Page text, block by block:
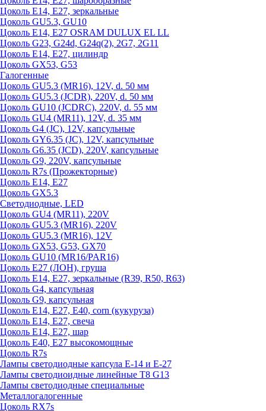
Цоколь Е14, Е27, зеркальные
Цоколь GU5.3, GU10
Цоколь Е14, Е27 OSRAM DULUX EL LL
Цоколь G23, G24d, G24q(2), 2G7, 2G11
Цоколь Е14, Е27, цилиндр
Цоколь GX53, G53
Галогенные
Цоколь GU5.3 (MR16), 12V, d. 50 мм
Цоколь GU5.3 (JCDR), 220V, d. 50 мм
Цоколь GU10 (JCDRC), 220V, d. 55 мм
Цоколь GU4 (MR11), 12V, d. 35 мм
Цоколь G4 (JC), 12V, капсульные
Цоколь GY6.35 (JC), 12V, капсульные
Цоколь G6.35 (JCD), 220V, капсульные
Цоколь G9, 220V, капсульные
Цоколь R7s (Прожекторные)
Цоколь E14, E27
Цоколь GX5.3
Светодиодные, LED
Цоколь GU4 (MR11), 220V
Цоколь GU5.3 (MR16), 220V
Цоколь GU5.3 (MR16), 12V
Цоколь GX53, G53, GX70
Цоколь GU10 (MR16/PAR16)
Цоколь Е27 (ЛОН), груша
Цоколь Е14, Е27, зеркальные (R39, R50, R63)
Цоколь G4, капсульная
Цоколь G9, капсульная
Цоколь Е14, Е27, Е40, corn (кукуруза)
Цоколь Е14, Е27, свеча
Цоколь Е14, Е27, шар
Цоколь Е40, Е27 высокомощные
Цоколь R7s
Лампы светодиодные капсула Е-14 и Е-27
Лампы светодиоидные линейные T8 G13
Лампы светодиодные специальные
Металлогалогенные
Цоколь RX7s